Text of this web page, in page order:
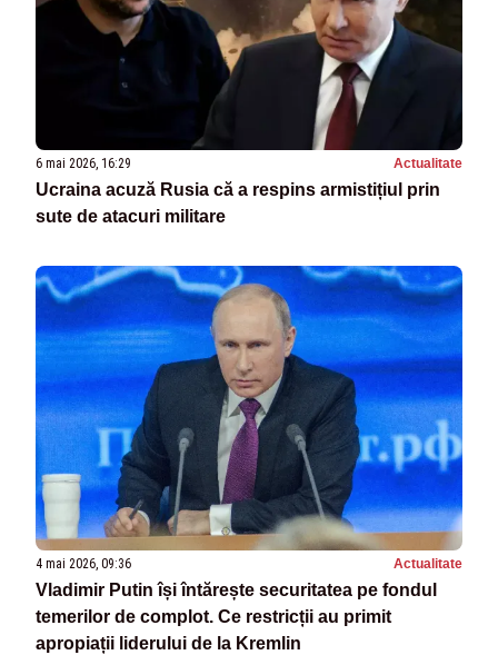
6 mai 2026, 16:29 Actualitate
Ucraina acuză Rusia că a respins armistițiul prin
sute de atacuri militare
4 mai 2026, 09:36 Actualitate
Vladimir Putin își întărește securitatea pe fondul
temerilor de complot. Ce restricții au primit
apropiații liderului de la Kremlin